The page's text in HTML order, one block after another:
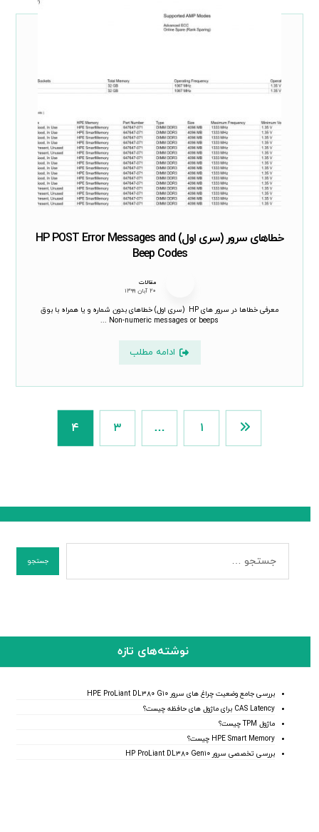
خطاهای سرور (سری اول) HP POST Error Messages and
Beep Codes
مقالات
۲۰ آبان ۱۳۹۹
معرفی خطاها در سرور های HP (سری اول) خطاهای بدون شماره و یا همراه با بوق
Non-numeric messages or beeps ...
ادامه مطلب
۱ … ۳ ۴
نوشته‌های تازه
بررسی جامع وضعیت چراغ های سرور HPE ProLiant DL۳۸۰ G۱۰
CAS Latency برای ماژول های حافظه چیست؟
ماژول TPM چیست؟
HPE Smart Memory چیست؟
بررسی تخصصی سرور HP ProLiant DL۳۸۰ Gen۱۰